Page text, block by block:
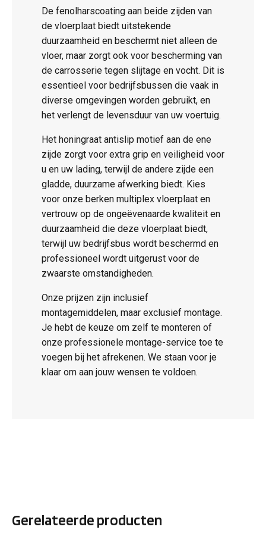
De fenolharscoating aan beide zijden van
de vloerplaat biedt uitstekende
duurzaamheid en beschermt niet alleen de
vloer, maar zorgt ook voor bescherming van
de carrosserie tegen slijtage en vocht. Dit is
essentieel voor bedrijfsbussen die vaak in
diverse omgevingen worden gebruikt, en
het verlengt de levensduur van uw voertuig.
Het honingraat antislip motief aan de ene
zijde zorgt voor extra grip en veiligheid voor
u en uw lading, terwijl de andere zijde een
gladde, duurzame afwerking biedt. Kies
voor onze berken multiplex vloerplaat en
vertrouw op de ongeëvenaarde kwaliteit en
duurzaamheid die deze vloerplaat biedt,
terwijl uw bedrijfsbus wordt beschermd en
professioneel wordt uitgerust voor de
zwaarste omstandigheden.
Onze prijzen zijn inclusief
montagemiddelen, maar exclusief montage.
Je hebt de keuze om zelf te monteren of
onze professionele montage-service toe te
voegen bij het afrekenen. We staan voor je
klaar om aan jouw wensen te voldoen.
Gerelateerde producten